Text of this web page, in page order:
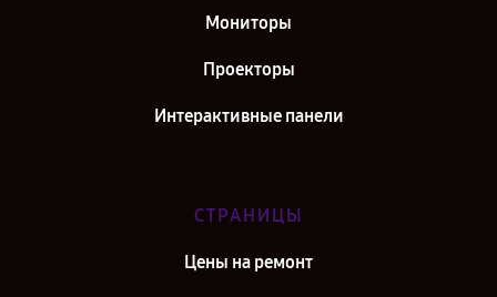
Ремонт монитора BenQ GW2765HT в г. Москва
Мониторы
Проекторы
Интерактивные панели
СТРАНИЦЫ
Цены на ремонт